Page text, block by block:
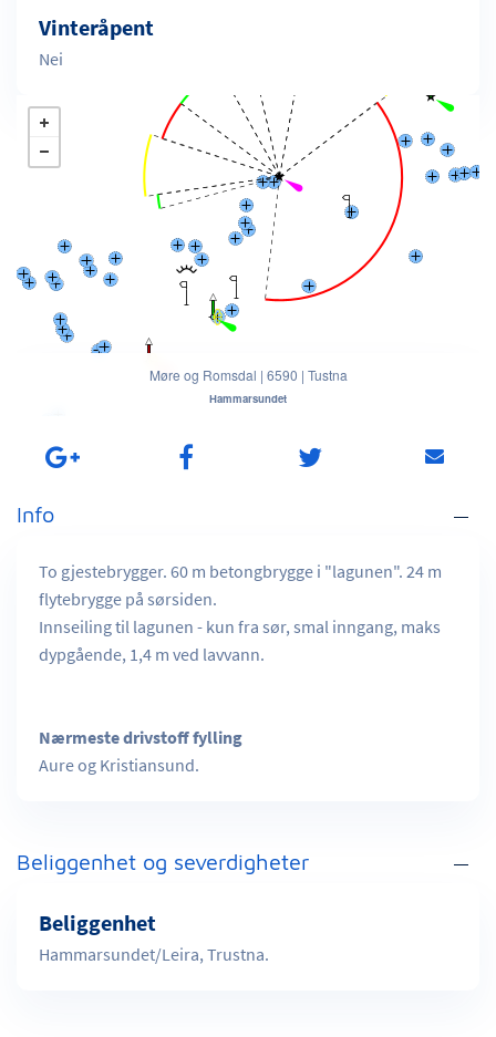
Vinteråpent
Nei
Møre og Romsdal | 6590 | Tustna
Hammarsundet
Info
To gjestebrygger. 60 m betongbrygge i "lagunen". 24 m
flytebrygge på sørsiden.
Innseiling til lagunen - kun fra sør, smal inngang, maks
dypgående, 1,4 m ved lavvann.
Nærmeste drivstoff fylling
Aure og Kristiansund.
Beliggenhet og severdigheter
Beliggenhet
Hammarsundet/Leira, Trustna.